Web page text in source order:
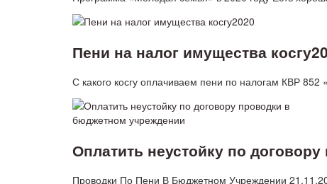
Пени на налог имущества
С какого косгу оплачиваем пени по налогам КВР 852
Оплатить неустойку по
Проводки По Пени В Бюджетном Учреждении